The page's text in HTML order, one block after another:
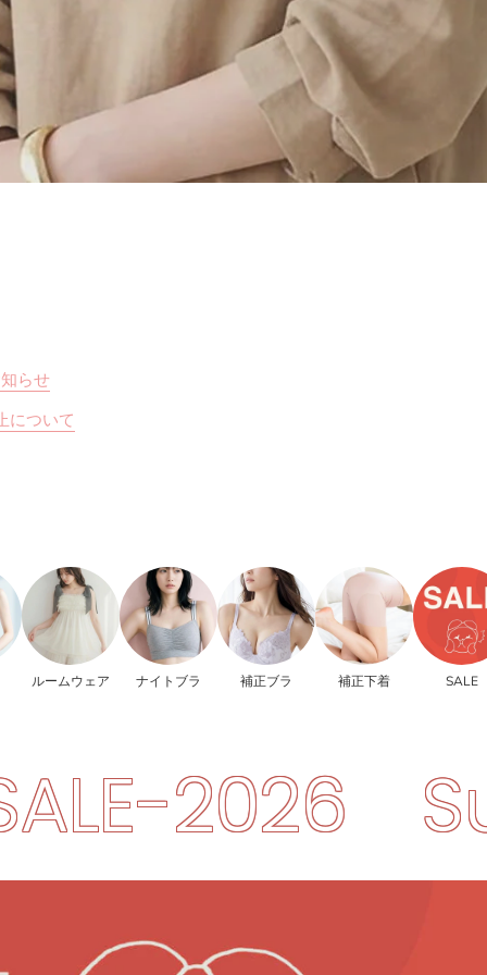
らせ
について
ルームウェア ナイトブラ 補正ブラ 補正下着 SALE
Summer-